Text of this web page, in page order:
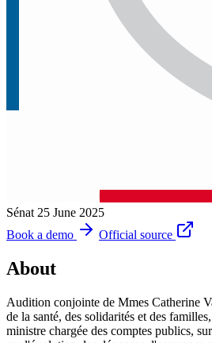
Sénat 25 June 2025
Book a demo
Official source
About
Audition conjointe de Mmes Catherine
de la santé, des solidarités et des
ministre chargée des comptes publics,